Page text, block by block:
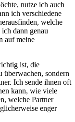
nutze ich auch
ich verschiedene
welche
dann genau
auf meine
ist, ⁣die
⁤überwachen, sondern⁢
Ich sende ihnen oft
kann, wie viele
welche Partner
enger⁢